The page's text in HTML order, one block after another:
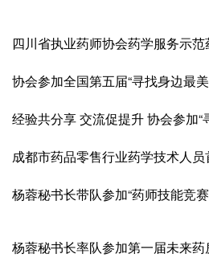
四川省执业药师协会药学服务示
协会参加全国第五届“寻找身边最
经验共分享 交流促提升 协会参加
成都市药品零售行业药学技术人
杨蓉秘书长带队参加“药师技能竞
杨蓉秘书长率队参加第一届未来药